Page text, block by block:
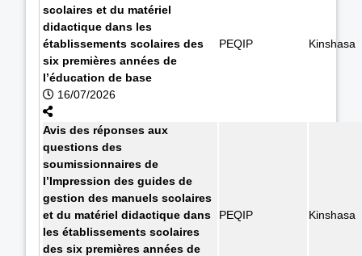
scolaires et du matériel
didactique dans les
établissements scolaires des
six premières années de
l’éducation de base
16/07/2026
PEQIP Kinshasa
Avis des réponses aux
questions des
soumissionnaires de
l’Impression des guides de
gestion des manuels scolaires
et du matériel didactique dans
les établissements scolaires
des six premières années de
PEQIP Kinshasa